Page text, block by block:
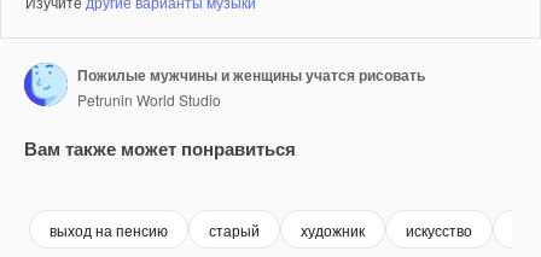
Пожилые мужчины и женщины учатся рисовать
Petrunin World Studio
Вам также может понравиться
выход на пенсию старый художник искусство